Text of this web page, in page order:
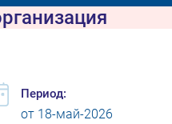
Период:
от 18-май-2026